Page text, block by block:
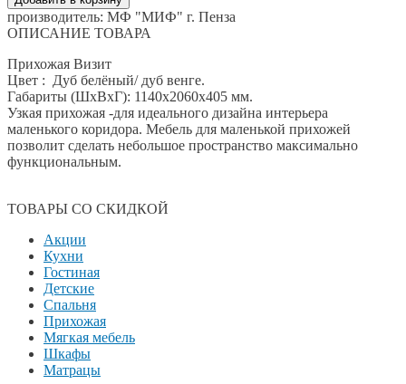
производитель: МФ "МИФ" г. Пенза
ОПИСАНИЕ ТОВАРА
Прихожая Визит
Цвет : Дуб белёный/ дуб венге.
Габариты (ШхВхГ): 1140х2060х405 мм.
Узкая прихожая -для идеального дизайна интерьера
маленького коридора. Мебель для маленькой прихожей
позволит сделать небольшое пространство максимально
функциональным.
ТОВАРЫ СО СКИДКОЙ
Акции
Кухни
Гостиная
Детские
Спальня
Прихожая
Мягкая мебель
Шкафы
Матрацы